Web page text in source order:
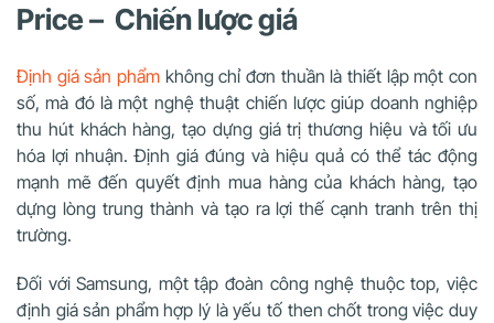
Price – Chiến lược giá
Định giá sản phẩm không chỉ đơn thuần là thiết lập một con
số, mà đó là một nghệ thuật chiến lược giúp doanh nghiệp
thu hút khách hàng, tạo dựng giá trị thương hiệu và tối ưu
hóa lợi nhuận. Định giá đúng và hiệu quả có thể tác động
mạnh mẽ đến quyết định mua hàng của khách hàng, tạo
dựng lòng trung thành và tạo ra lợi thế cạnh tranh trên thị
trường.
Đối với Samsung, một tập đoàn công nghệ thuộc top, việc
định giá sản phẩm hợp lý là yếu tố then chốt trong việc duy